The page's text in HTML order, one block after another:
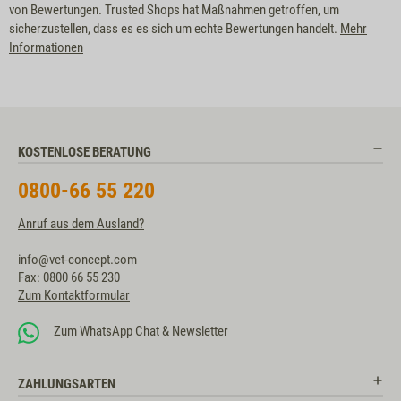
von Bewertungen. Trusted Shops hat Maßnahmen getroffen, um
sicherzustellen, dass es es sich um echte Bewertungen handelt. Mehr
Informationen
KOSTENLOSE BERATUNG
0800-66 55 220
Anruf aus dem Ausland?
info@vet-concept.com
Fax: 0800 66 55 230
Zum Kontaktformular
Zum WhatsApp Chat & Newsletter
ZAHLUNGSARTEN